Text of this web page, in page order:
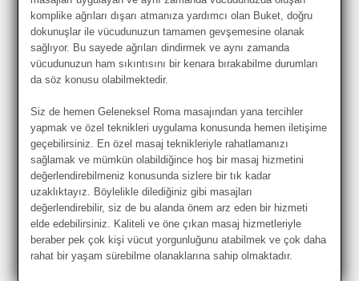
komplike ağrıları dışarı atmanıza yardımcı olan Buket, doğru
dokunuşlar ile vücudunuzun tamamen gevşemesine olanak
sağlıyor. Bu sayede ağrıları dindirmek ve aynı zamanda
vücudunuzun ham sıkıntısını bir kenara bırakabilme durumları
da söz konusu olabilmektedir.
Siz de hemen Geleneksel Roma masajından yana tercihler
yapmak ve özel teknikleri uygulama konusunda hemen iletişime
geçebilirsiniz. En özel masaj teknikleriyle rahatlamanızı
sağlamak ve mümkün olabildiğince hoş bir masaj hizmetini
değerlendirebilmeniz konusunda sizlere bir tık kadar
uzaklıktayız. Böylelikle dilediğiniz gibi masajları
değerlendirebilir, siz de bu alanda önem arz eden bir hizmeti
elde edebilirsiniz. Kaliteli ve öne çıkan masaj hizmetleriyle
beraber pek çok kişi vücut yorgunluğunu atabilmek ve çok daha
rahat bir yaşam sürebilme olanaklarına sahip olmaktadır.